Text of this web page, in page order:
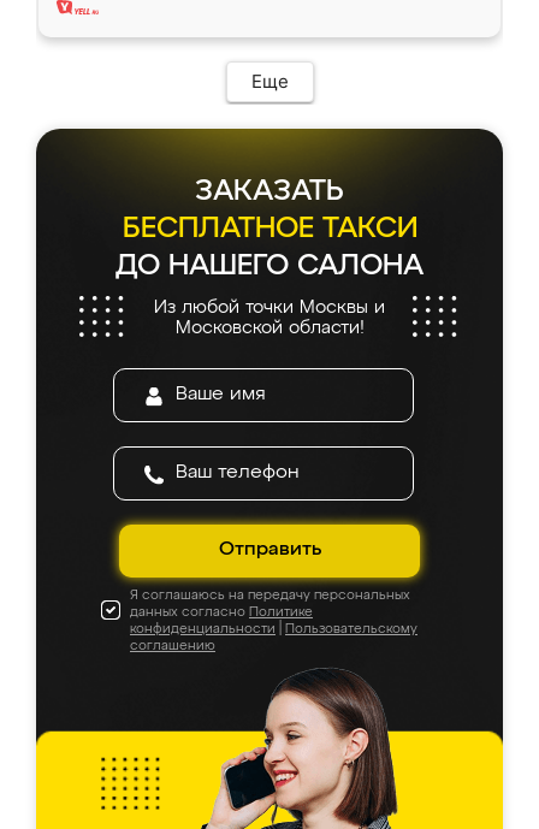
Еще
ЗАКАЗАТЬ
БЕСПЛАТНОЕ ТАКСИ
ДО НАШЕГО САЛОНА
Из любой точки Москвы и
Московской области!
Отправить
Я соглашаюсь на передачу персональных
данных согласно Политике
конфиденциальности
Пользовательскому
соглашению